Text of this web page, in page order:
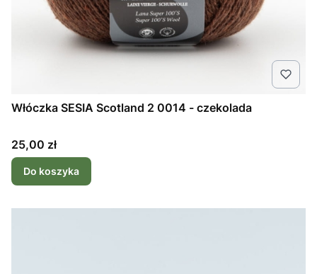
Włóczka SESIA Scotland 2 0014 - czekolada
Cena
25,00 zł
Do koszyka